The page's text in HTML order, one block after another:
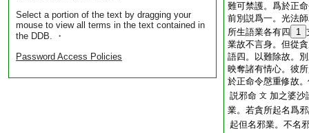
Select a portion of the text by dragging your
mouse to view all terms in the text contained in
the DDB. ・
Password Access Policies
難可禁護。爲於正
前別説爲一。光法
所生語業各有四
1
業故不言身。但從
語四。以難除故。
映奪諸有情心。彼
於正命令慇重修故
説邪命 文 加之婆沙
業。若貪所起名爲
起但名邪業。不名